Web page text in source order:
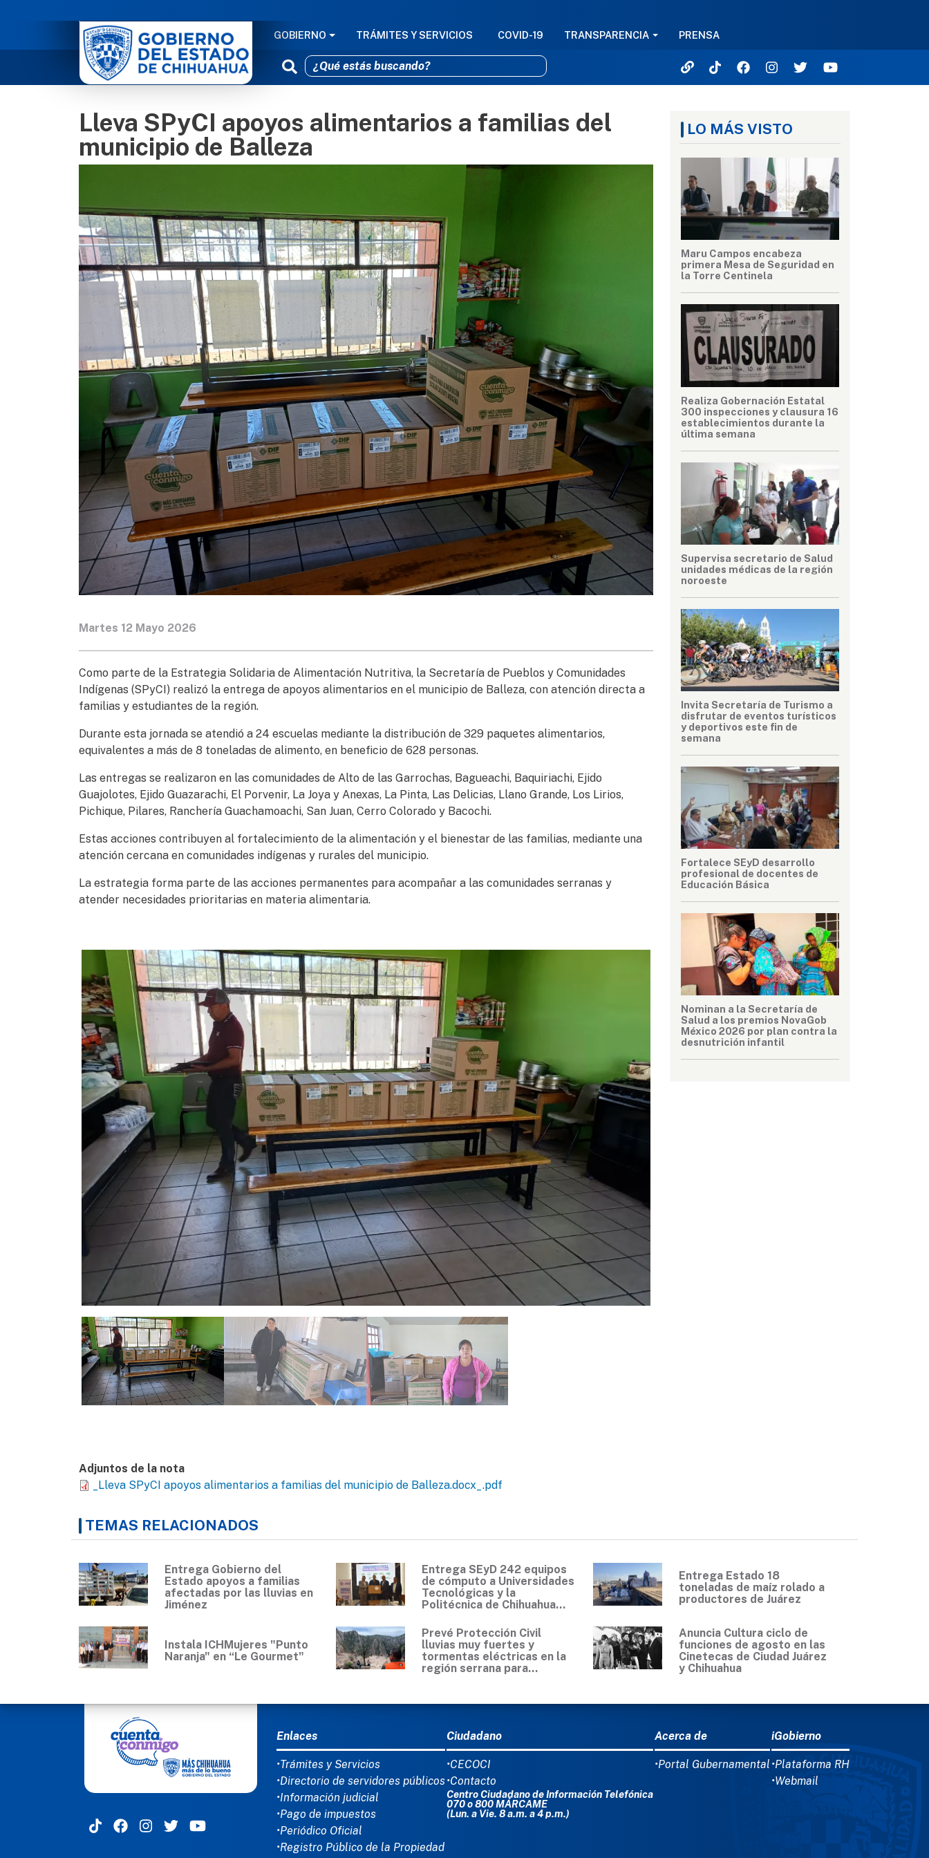
Pasar al contenido principal
NAVEGACIÓN PRINCIPAL
GOBIERNO TRÁMITES Y SERVICIOS COVID-19 TRANSPARENCIA PRENSA
Lleva SPyCI apoyos alimentarios a familias del
municipio de Balleza
Martes 12 Mayo 2026
Como parte de la Estrategia Solidaria de Alimentación Nutritiva, la Secretaría de Pueblos y Comunidades
Indígenas (SPyCI) realizó la entrega de apoyos alimentarios en el municipio de Balleza, con atención directa a
familias y estudiantes de la región.
Durante esta jornada se atendió a 24 escuelas mediante la distribución de 329 paquetes alimentarios,
equivalentes a más de 8 toneladas de alimento, en beneficio de 628 personas.
Las entregas se realizaron en las comunidades de Alto de las Garrochas, Bagueachi, Baquiriachi, Ejido
Guajolotes, Ejido Guazarachi, El Porvenir, La Joya y Anexas, La Pinta, Las Delicias, Llano Grande, Los Lirios,
Pichique, Pilares, Ranchería Guachamoachi, San Juan, Cerro Colorado y Bacochi.
Estas acciones contribuyen al fortalecimiento de la alimentación y el bienestar de las familias, mediante una
atención cercana en comunidades indígenas y rurales del municipio.
La estrategia forma parte de las acciones permanentes para acompañar a las comunidades serranas y
atender necesidades prioritarias en materia alimentaria.
Adjuntos de la nota
_Lleva SPyCI apoyos alimentarios a familias del municipio de Balleza.docx_.pdf
LO MÁS VISTO
Maru Campos encabeza
primera Mesa de Seguridad en
la Torre Centinela
Realiza Gobernación Estatal
300 inspecciones y clausura 16
establecimientos durante la
última semana
Supervisa secretario de Salud
unidades médicas de la región
noroeste
Invita Secretaría de Turismo a
disfrutar de eventos turísticos
y deportivos este fin de
semana
Fortalece SEyD desarrollo
profesional de docentes de
Educación Básica
Nominan a la Secretaría de
Salud a los premios NovaGob
México 2026 por plan contra la
desnutrición infantil
TEMAS RELACIONADOS
Entrega Gobierno del
Estado apoyos a familias
afectadas por las lluvias en
Jiménez
Entrega SEyD 242 equipos
de cómputo a Universidades
Tecnológicas y la
Politécnica de Chihuahua...
Entrega Estado 18
toneladas de maíz rolado a
productores de Juárez
Instala ICHMujeres "Punto
Naranja" en “Le Gourmet"
Prevé Protección Civil
lluvias muy fuertes y
tormentas eléctricas en la
región serrana para...
Anuncia Cultura ciclo de
funciones de agosto en las
Cinetecas de Ciudad Juárez
y Chihuahua
MENÚ DEL PIE
Enlaces
•Trámites y Servicios
•Directorio de servidores públicos
•Información judicial
•Pago de impuestos
•Periódico Oficial
•Registro Público de la Propiedad
Ciudadano
•CECOCI
•Contacto
Centro Ciudadano de Información Telefónica
070 o 800 MÁRCAME
(Lun. a Vie. 8 a.m. a 4 p.m.)
Acerca de
•Portal Gubernamental
iGobierno
•Plataforma RH
•Webmail